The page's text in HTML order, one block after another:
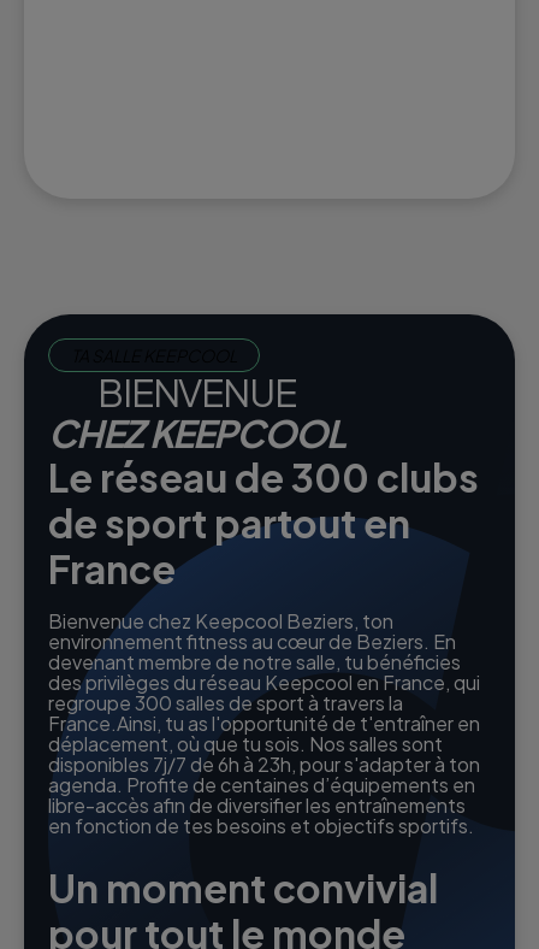
BIENVENUE
CHEZ KEEPCOOL
Le réseau de 300 clubs
de sport partout en
France
Bienvenue chez Keepcool Beziers, ton
environnement fitness au cœur de Beziers. En
devenant membre de notre salle, tu bénéficies
des privilèges du réseau Keepcool en France, qui
regroupe 300 salles de sport à travers la
France.Ainsi, tu as l'opportunité de t'entraîner en
déplacement, où que tu sois. Nos salles sont
disponibles 7j/7 de 6h à 23h, pour s'adapter à ton
agenda. Profite de centaines d’équipements en
libre-accès afin de diversifier les entraînements
en fonction de tes besoins et objectifs sportifs.
Un moment convivial
pour tout le monde